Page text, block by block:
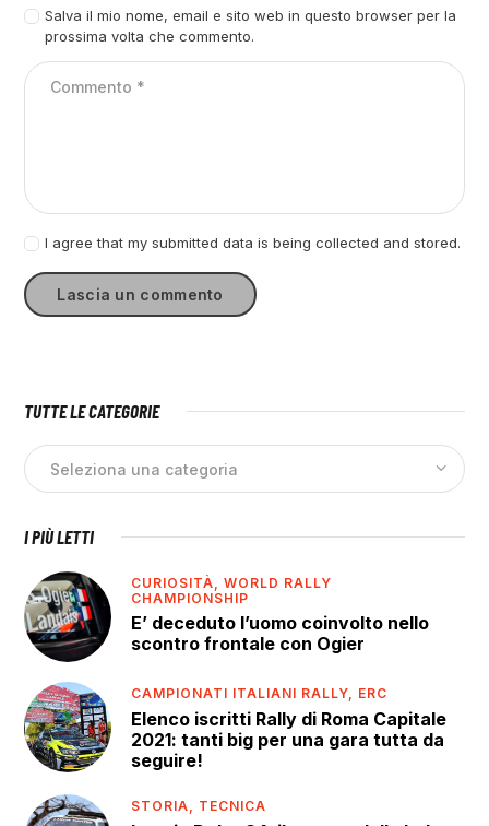
Salva il mio nome, email e sito web in questo browser per la
prossima volta che commento.
I agree that my submitted data is being collected and stored.
TUTTE LE CATEGORIE
I PIÙ LETTI
CURIOSITÀ,WORLD RALLY
CHAMPIONSHIP
E’ deceduto l’uomo coinvolto nello
scontro frontale con Ogier
CAMPIONATI ITALIANI RALLY, ERC
Elenco iscritti Rally di Roma Capitale
2021: tanti big per una gara tutta da
seguire!
STORIA, TECNICA